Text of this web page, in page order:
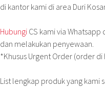
di kantor kami di area Duri
Hubungi CS kami via
dan melakukan penyewaan.
*Khusus Urgent Order (order di
List lengkap produk yang kami